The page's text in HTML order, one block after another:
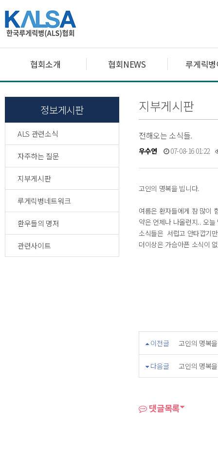
협회소개 협회NEWS 루게릭
정보게시판
ALS 관련소식
자주하는 질문
지부게시판
루게릭병네트워크
환우들의 명저
관련사이트
지부게시판
전해오는 소식들.
우수연 07-08-16 01:22
고인의 명복을 빕니다.
여름은 환자들에게 참 많이
약은 언제나 나올런지.. 오
소식들은 서럽고 안타깝기
더이상은 가슴아픈 소식이
이전글 고인의 명복
다음글 고인의 명복
댓글목록